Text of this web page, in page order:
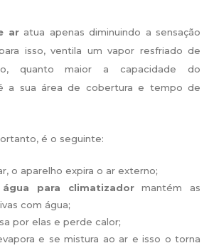
aratua apenas diminuindo a sensação
isso, ventila um vapor resfriado de
quanto maior a capacidade do
a sua área de cobertura e tempo de
é o seguinte:
o aparelho expira o ar externo;
para climatizadormantém as
com água;
por elas e perde calor;
e se mistura ao ar e isso o torna